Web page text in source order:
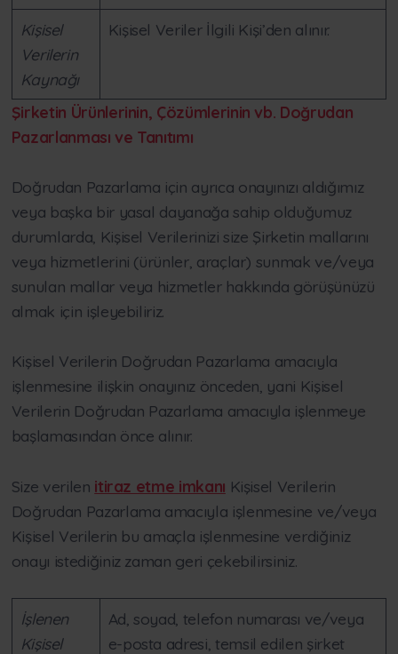
Kişisel
Verilerin
Kaynağı
Kişisel Veriler İlgili Kişi’den alınır.
Şirketin Ürünlerinin, Çözümlerinin vb. Doğrudan
Pazarlanması ve Tanıtımı
Doğrudan Pazarlama için ayrıca onayınızı aldığımız
veya başka bir yasal dayanağa sahip olduğumuz
durumlarda, Kişisel Verilerinizi size Şirketin mallarını
veya hizmetlerini (ürünler, araçlar) sunmak ve/veya
sunulan mallar veya hizmetler hakkında görüşünüzü
almak için işleyebiliriz.
Kişisel Verilerin Doğrudan Pazarlama amacıyla
işlenmesine ilişkin onayınız önceden, yani Kişisel
Verilerin Doğrudan Pazarlama amacıyla işlenmeye
başlamasından önce alınır.
Size verilen itiraz etme imkanı Kişisel Verilerin
Doğrudan Pazarlama amacıyla işlenmesine ve/veya
Kişisel Verilerin bu amaçla işlenmesine verdiğiniz
onayı istediğiniz zaman geri çekebilirsiniz.
İşlenen
Kişisel
Ad, soyad, telefon numarası ve/veya
e-posta adresi, temsil edilen şirket